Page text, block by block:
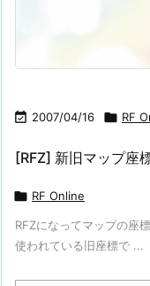
 2007/04/16  RF
[RFZ] 新旧マップ座
 RF Online
RFZになってマップの座
使われている旧座標で ...